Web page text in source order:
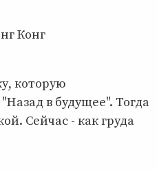
Конг
которую
в будущее". Тогда
Сейчас - как груда